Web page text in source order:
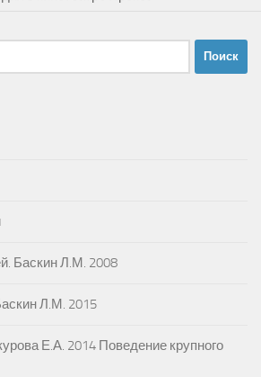
Баскин Л.М. 2008
Л.М. 2015
Е.А. 2014 Поведение крупного